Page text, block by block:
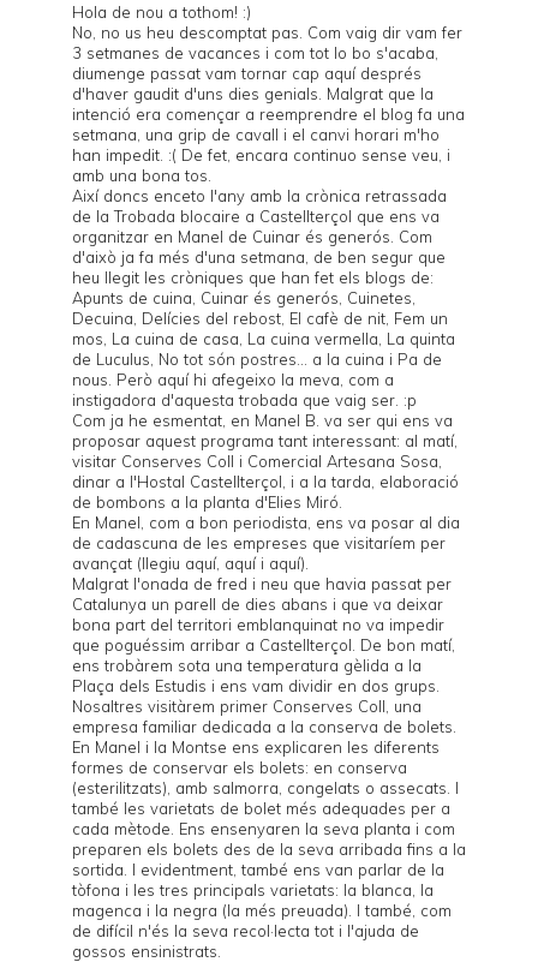
Hola de nou a tothom! :)
No, no us heu descomptat pas. Com vaig dir vam fer
3 setmanes de vacances i com tot lo bo s'acaba,
diumenge passat vam tornar cap aquí després
d'haver gaudit d'uns dies genials. Malgrat que la
intenció era començar a reemprendre el blog fa una
setmana, una grip de cavall i el canvi horari m'ho
han impedit. :( De fet, encara continuo sense veu, i
amb una bona tos.
Així doncs enceto l'any amb la crònica retrassada
de laTrobada blocaire a Castellterçol que ens va
organitzar en Manel de Cuinar és generós . Com
d'això ja fa més d'una setmana, de ben segur que
heu llegit les cròniques que han fet els blogs de:
Apunts de cuina Cuinar és generós Cuinetes
Decuina Delícies del rebost El cafè de nit Fem un
mos La cuina de casa La cuina vermella La quinta
de Luculus No tot són postres... a la cuina i Pa de
nous . Però aquí hi afegeixo la meva, com a
instigadora d'aquesta trobada que vaig ser. :p
Com ja he esmentat, en Manel B. va ser qui ens va
proposar aquest programa tant interessant: al matí,
visitar Conserves Coll i Comercial Artesana Sosa,
dinar a l'Hostal Castellterçol, i a la tarda, elaboració
de bombons a la planta d'Elies Miró.
En Manel, com a bon periodista, ens va posar al dia
de cadascuna de les empreses que visitaríem per
avançat (llegiu aquí, aquíi aquí).
Malgrat l'onada de fred i neu que havia passat per
Catalunya un parell de dies abans i que va deixar
bona part del territori emblanquinat no va impedir
que poguéssim arribar a Castellterçol. De bon matí,
ens trobàrem sota una temperatura gèlida a la
Plaça dels Estudis i ens vam dividir en dos grups.
Nosaltres visitàrem primer Conserves Coll , una
empresa familiar dedicada a la conserva de bolets.
En Manel i la Montse ens explicaren les diferents
formes de conservar els bolets: en conserva
(esterilitzats), amb salmorra, congelats o assecats. I
també les varietats de bolet més adequades per a
cada mètode. Ens ensenyaren la seva planta i com
preparen els bolets des de la seva arribada fins a la
sortida. I evidentment, també ens van parlar de la
tòfona i les tres principals varietats: la blanca, la
magenca i la negra (la més preuada). I també, com
de difícil n'és la seva recol·lecta tot i l'ajuda de
gossos ensinistrats.